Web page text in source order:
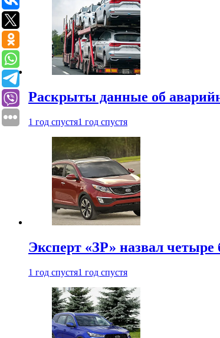
Раскрыты данные об
1 год спустя1 год спустя
Эксперт «ЗР» назвал четыре
1 год спустя1 год спустя